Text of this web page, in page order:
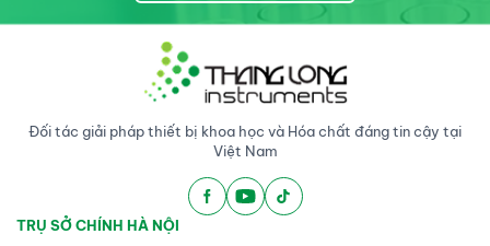
Đối tác giải pháp thiết bị khoa học và Hóa chất đáng tin cậy tại
Việt Nam
TRỤ SỞ CHÍNH HÀ NỘI